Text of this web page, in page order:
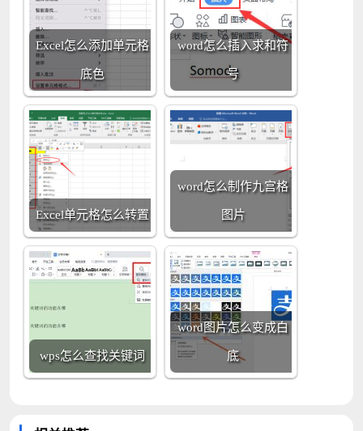
Excel怎么添加单元格
底色
word怎么插入求和符
号
Excel单元格怎么转置
word怎么制作九宫格
图片
wps怎么查找关键词
word图片怎么变成白
底